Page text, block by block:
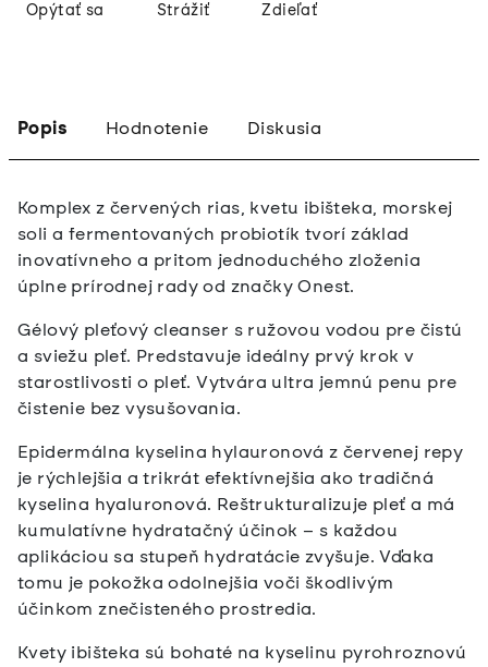
Opýtať sa Strážiť Zdieľať
Popis Hodnotenie Diskusia
Komplex z červených rias, kvetu ibišteka, morskej
soli a fermentovaných probiotík tvorí základ
inovatívneho a pritom jednoduchého zloženia
úplne prírodnej rady od značky Onest.
Gélový pleťový cleanser s ružovou vodou pre čistú
a sviežu pleť. Predstavuje ideálny prvý krok v
starostlivosti o pleť. Vytvára ultra jemnú penu pre
čistenie bez vysušovania.
Epidermálna kyselina hylauronová z červenej repy
je rýchlejšia a trikrát efektívnejšia ako tradičná
kyselina hyaluronová. Reštrukturalizuje pleť a má
kumulatívne hydratačný účinok – s každou
aplikáciou sa stupeň hydratácie zvyšuje. Vďaka
tomu je pokožka odolnejšia voči škodlivým
účinkom znečisteného prostredia.
Kvety ibišteka sú bohaté na kyselinu pyrohroznovú